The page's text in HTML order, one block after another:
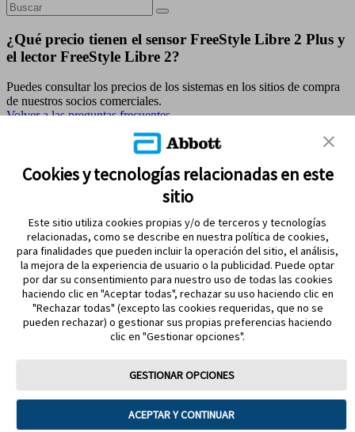
¿Qué precio tienen el sensor FreeStyle Libre 2 Plus y
el lector FreeStyle Libre 2?
Puedes consultar los precios de los sistemas en los sitios de compra
de nuestros socios comerciales.
Volver a las preguntas frecuentes
CONTÁCTANOS
MANTENTE EN CONTACTO
Cookies y tecnologías relacionadas en este
sitio
Este sitio utiliza cookies propias y/o de terceros y tecnologías
relacionadas, como se describe en nuestra política de cookies,
para finalidades que pueden incluir la operación del sitio, el análisis,
la mejora de la experiencia de usuario o la publicidad. Puede optar
por dar su consentimiento para nuestro uso de todas las cookies
haciendo clic en "Aceptar todas", rechazar su uso haciendo clic en
"Rechazar todas" (excepto las cookies requeridas, que no se
pueden rechazar) o gestionar sus propias preferencias haciendo
clic en "Gestionar opciones".
GESTIONAR OPCIONES
ACEPTAR Y CONTINUAR